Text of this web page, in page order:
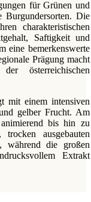
für Grünen und
Burgundersorten. Die
charakteristischen
Saftigkeit und
eine bemerkenswerte
Prägung macht
österreichischen
mit einem intensiven
gelber Frucht. Am
bis hin zu
ausgebauten
während die großen
Extrakt